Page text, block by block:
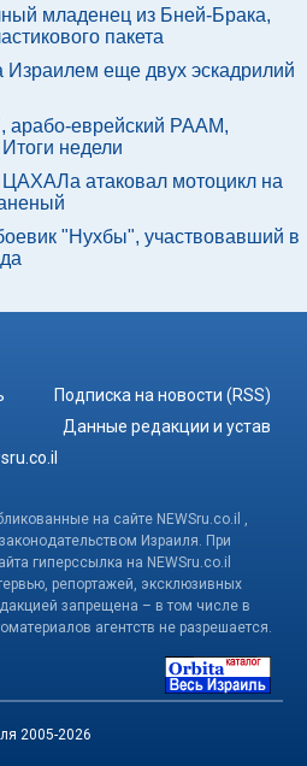
младенец из Бней-Брака,
пакета
Израилем еще двух эскадрилий
арабо-еврейский РААМ,
недели
атаковал мотоцикл на
"Нухбы", участвовавший в
Подписка на новости (RSS)
Данные редакции и устав
на сайте NEWSru.co.il ,
Израиля. При
гиперссылка на NEWSru.co.il
репортажей, эксклюзивных
запрещена – в том числе в
агентств не разрешается.
2005-2026